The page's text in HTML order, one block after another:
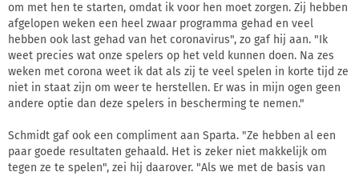
om met hen te starten, omdat ik voor hen moet zorgen. Zij hebben
afgelopen weken een heel zwaar programma gehad en veel
hebben ook last gehad van het coronavirus", zo gaf hij aan. "Ik
weet precies wat onze spelers op het veld kunnen doen. Na zes
weken met corona weet ik dat als zij te veel spelen in korte tijd ze
niet in staat zijn om weer te herstellen. Er was in mijn ogen geen
andere optie dan deze spelers in bescherming te nemen."
Schmidt gaf ook een compliment aan Sparta. "Ze hebben al een
paar goede resultaten gehaald. Het is zeker niet makkelijk om
tegen ze te spelen", zei hij daarover. "Als we met de basis van